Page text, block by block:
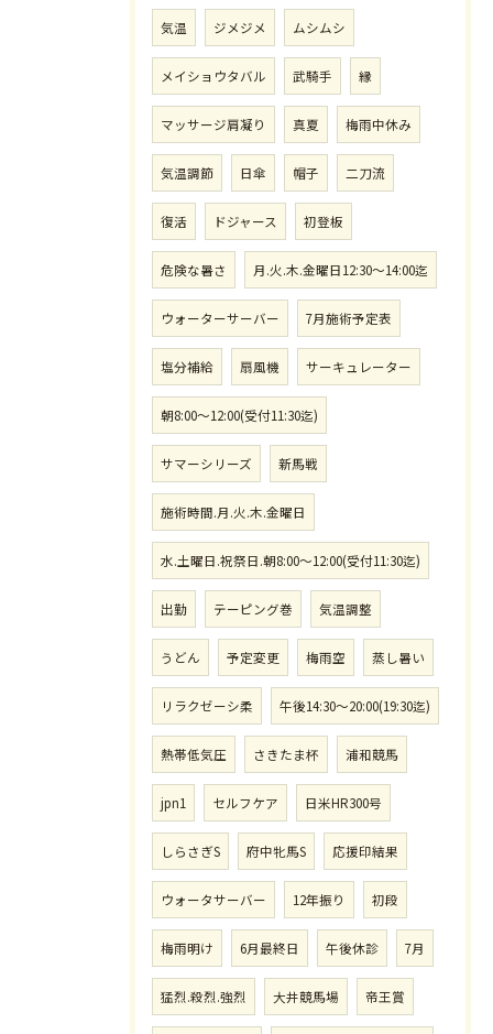
気温 ジメジメ ムシムシ
メイショウタバル 武騎手 縁
マッサージ肩凝り 真夏 梅雨中休み
気温調節 日傘 帽子 二刀流
復活 ドジャース 初登板
危険な暑さ 月.火.木.金曜日12:30〜14:00迄
ウォーターサーバー 7月施術予定表
塩分補給 扇風機 サーキュレーター
朝8:00〜12:00(受付11:30迄)
サマーシリーズ 新馬戦
施術時間.月.火.木.金曜日
水.土曜日.祝祭日.朝8:00〜12:00(受付11:30迄)
出勤 テーピング巻 気温調整
うどん 予定変更 梅雨空 蒸し暑い
リラクゼーシ柔 午後14:30〜20:00(19:30迄)
熱帯低気圧 さきたま杯 浦和競馬
jpn1 セルフケア 日米HR300号
しらさぎS 府中牝馬S 応援印結果
ウォータサーバー 12年振り 初段
梅雨明け 6月最終日 午後休診 7月
猛烈.殺烈.強烈 大井競馬場 帝王賞